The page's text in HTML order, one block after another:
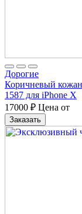
Дорогие
Коричневый
1587 для iPhone X
17000 ₽ Цена от
Заказать